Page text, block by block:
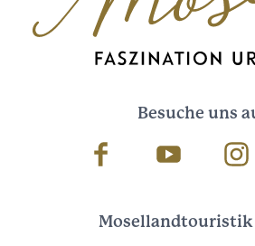
Besuche uns
Facebook Youtube
Mosellandtouristik